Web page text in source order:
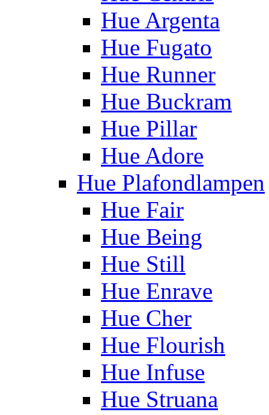
Hue Argenta
Hue Fugato
Hue Runner
Hue Buckram
Hue Pillar
Hue Adore
Hue Plafondlampen
Hue Fair
Hue Being
Hue Still
Hue Enrave
Hue Cher
Hue Flourish
Hue Infuse
Hue Struana